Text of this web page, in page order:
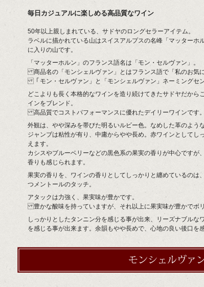
毎日カジュアルに楽しめる高品質なワイン
50年以上親しまれている、サドヤのロングセラーアイテム。
ラベルに描かれている山はスイスアルプスの名峰「マッター
に入りの山です。
「マッターホルン」のフランス語名は「モン・セルヴァン」。
商品名の「モンシェルヴァン」とはフランス語で「私のお気
「モン・セルヴァン」と「モンシェルヴァン」ネーミングセ
どこよりも長く本格的なワインを造り続けてきたサドヤだか
インをブレンド。
高品質でコストパフォーマンスに優れたデイリーワインです。
外観は、やや深みを帯びた明るいルビー色。なめした革のよう
ジャンブは粘性が有り、中庸からやや長め。赤ワインとして
えます。
カシスやブルーベリーなどの黒色系の果実の香りが中心です
香りも感じられます。
果実の香りを、ワインの香りとしてしっかりと纏めているの
つメントールのタッチ。
アタックは力強く、果実味が豊かです。
豊かな酸味を持っていますが、それ以上に果実味が豊かでボ
しっかりとしたタンニン分を感じる事が出来、リーズナブルな
を感じる事が出来ます。余韻もやや長めで、心地の良い後口を